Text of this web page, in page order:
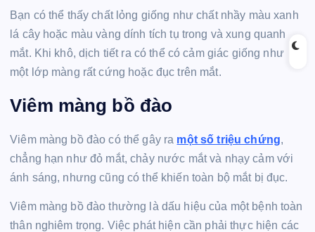
Bạn có thể thấy chất lỏng giống như chất nhầy màu xanh
lá cây hoặc màu vàng dính tích tụ trong và xung quanh
mắt. Khi khô, dịch tiết ra có thể có cảm giác giống như
một lớp màng rất cứng hoặc đục trên mắt.
Viêm màng bồ đào
Viêm màng bồ đào có thể gây ra một số triệu chứng,
chẳng hạn như đỏ mắt, chảy nước mắt và nhạy cảm với
ánh sáng, nhưng cũng có thể khiến toàn bộ mắt bị đục.
Viêm màng bồ đào thường là dấu hiệu của một bệnh toàn
thân nghiêm trọng. Việc phát hiện cần phải thực hiện các